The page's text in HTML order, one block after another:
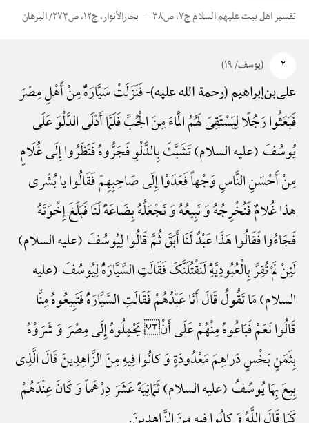
تفسیر اهل بیت علیهم السلام ج۷، ص۳۸ بحارالأنوار، ج۱۲، ص۲۷۳/ البرهان
۲ (یوسف/ ۱۹)
علی‌بن‌إبراهیم (رحمة الله علیه)-فَنَزَلَتْ سَیَّارَهًٌْ مِنْ أَهْلِ مِصْرَ
فَبَعَثُوا رَجُلًا لِیَسْتَقِیَ لَهُمُ الْمَاءَ مِنَ الْجُبِّ فَلَمَّا أَدْلَی الدَّلْوَ عَلَی
یُوسُفَ (علیه السلام) تَشَبَّثَ بِالدَّلْوِ فَجَرُّوهُ فَنَظَرُوا إِلَی غُلَامٍ
مِنْ أَحْسَنِ النَّاسِ وَجْهاً فَعَدَوْا إِلَی صَاحِبِهِمْ فَقَالُوا یا بُشْری
هذا غُلامٌ فَنُخْرِجُهُ وَ نَبِیعُهُ وَ نَجْعَلُهُ بِضَاعَهًًْ لَنَا فَبَلَغَ إِخْوَتَهُ
فَجَاءُوا فَقَالُوا هَذَا عَبْدٌ لَنَا أَبَقَ ثُمَّ قَالُوا لِیُوسُفَ (علیه السلام)
لَئِنْ لَمْ تُقِرَّ بِالْعُبُودِیَّهًِْ لَنَقْتُلَنَّکَ فَقَالَتِ السَّیَّارَهًُْ لِیُوسُفَ (علیه
السلام) مَا تَقُولُ قَالَ أَنَا عَبْدُهُمْ فَقَالَتِ السَّیَّارَهًُْ فَتَبِیعُوهُ مِنَّا
قَالُوا نَعَمْ فَبَاعُوهُ مِنْهُمْ عَلَی أَنْ یَحْمِلُوهُ إِلَی مِصْرَ وَ شَرَوْهُ
بِثَمَنٍ بَخْسٍ دَراهِمَ مَعْدُودَةٍ وَ کانُوا فِیهِ مِنَ الزَّاهِدِینَ قَالَ الَّذِی
بِیعَ بِهَا یُوسُفُ (علیه السلام) ثَمَانِیَهًَْ عَشَرَ دِرْهَماً وَ کَانَ عِنْدَهُمْ